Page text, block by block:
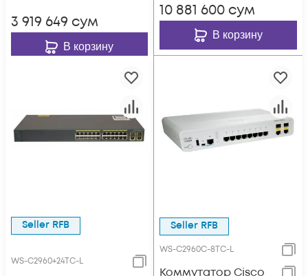
3 919 649 сум
В корзину
10 881 600 сум
В корзину
Seller RFB
WS-C2960+24TC-L
Seller RFB
WS-C2960C-8TC-L
Коммутатор Cisco